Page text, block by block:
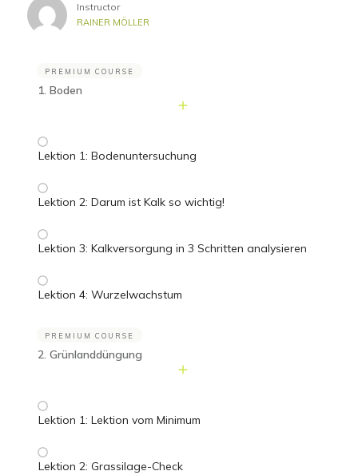
Instructor
RAINER MÖLLER
PREMIUM COURSE
1. Boden
Lektion 1: Bodenuntersuchung
Lektion 2: Darum ist Kalk so wichtig!
Lektion 3: Kalkversorgung in 3 Schritten analysieren
Lektion 4: Wurzelwachstum
PREMIUM COURSE
2. Grünlanddüngung
Lektion 1: Lektion vom Minimum
Lektion 2: Grassilage-Check